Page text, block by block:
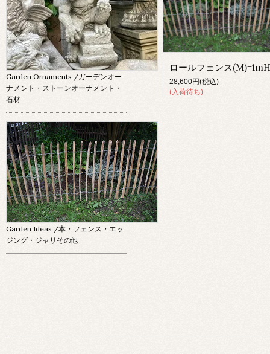
28,600円(税込)
(入荷待ち)
Garden Ornaments /ガーデンオー
ナメント・ストーンオーナメント・
石材
Garden Ideas /本・フェンス・エッ
ジング・ジャリその他